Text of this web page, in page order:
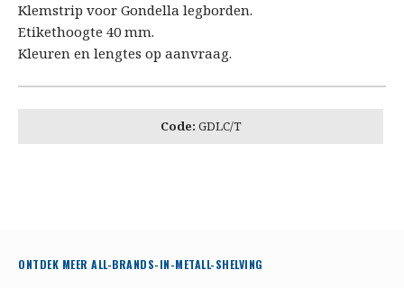
Klemstrip voor Gondella legborden.
Etikethoogte 40 mm.
Kleuren en lengtes op aanvraag.
Code: GDLC/T
ONTDEK MEER ALL-BRANDS-IN-METALL-SHELVING